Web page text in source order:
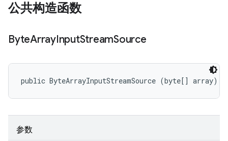
公共构造函数
ByteArrayInputStreamSource
public ByteArrayInputStreamSource (byte[] array)
参数